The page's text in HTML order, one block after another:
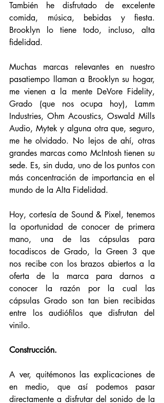
También he disfrutado de excelente
comida, música, bebidas y fiesta.
Brooklyn lo tiene todo, incluso, alta
fidelidad.
Muchas marcas relevantes en nuestro
pasatiempo llaman a Brooklyn su hogar,
me vienen a la mente DeVore Fidelity,
Grado (que nos ocupa hoy), Lamm
Industries, Ohm Acoustics, Oswald Mills
Audio, Mytek y alguna otra que, seguro,
me he olvidado. No lejos de ahí, otras
grandes marcas como McIntosh tienen su
sede. Es, sin duda, uno de los puntos con
más concentración de importancia en el
mundo de la Alta Fidelidad.
Hoy, cortesía de Sound & Pixel, tenemos
la oportunidad de conocer de primera
mano, una de las cápsulas para
tocadiscos de Grado, la Green 3 que
nos recibe con los brazos abiertos a la
oferta de la marca para darnos a
conocer la razón por la cual las
cápsulas Grado son tan bien recibidas
entre los audiófilos que disfrutan del
vinilo.
Construcción.
A ver, quitémonos las explicaciones de
en medio, que así podemos pasar
directamente a disfrutar del sonido de la